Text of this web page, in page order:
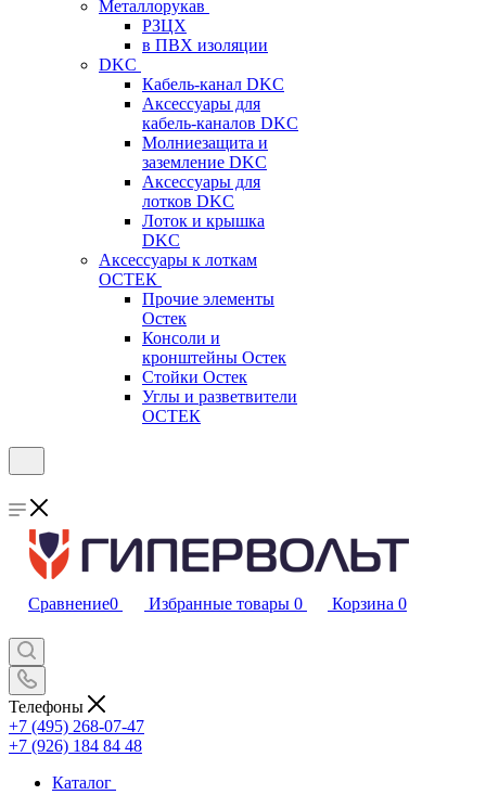
Металлорукав
РЗЦХ
в ПВХ изоляции
DKC
Кабель-канал DKC
Аксессуары для
кабель-каналов DKC
Молниезащита и
заземление DKC
Аксессуары для
лотков DKC
Лоток и крышка
DKC
Аксессуары к лоткам
ОСТЕК
Прочие элементы
Остек
Консоли и
кронштейны Остек
Стойки Остек
Углы и разветвители
ОСТЕК
Сравнение0 Избранные товары 0 Корзина 0
Телефоны
+7 (495) 268-07-47
+7 (926) 184 84 48
Каталог